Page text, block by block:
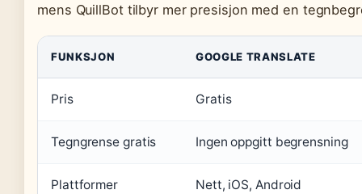
mens QuillBot tilbyr mer presisjon med en
FUNKSJON GOOGLE TRANSLATE
Pris Gratis
Tegngrense gratis Ingen oppgitt begrensning
Plattformer Nett, iOS, Android